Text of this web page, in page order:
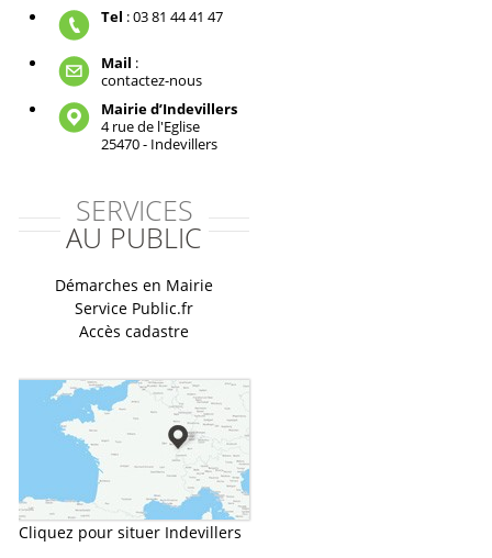
Tel : 03 81 44 41 47
Mail :
contactez-nous
Mairie d’Indevillers
4 rue de l'Eglise
25470 - Indevillers
SERVICES
AU PUBLIC
Démarches en Mairie
Service Public.fr
Accès cadastre
Cliquez pour situer Indevillers